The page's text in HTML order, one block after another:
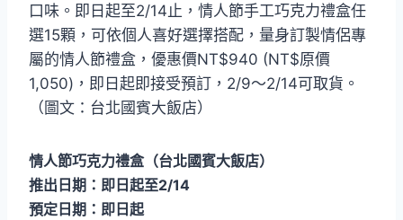
口味。即日起至2/14止，情人節手工巧克力禮盒任
選15顆，可依個人喜好選擇搭配，量身訂製情侶專
屬的情人節禮盒，優惠價NT$940 (NT$原價
1,050)，即日起即接受預訂，2/9～2/14可取貨。
（圖文：台北國賓大飯店）
情人節巧克力禮盒（台北國賓大飯店）
推出日期：即日起至2/14
預定日期：即日起